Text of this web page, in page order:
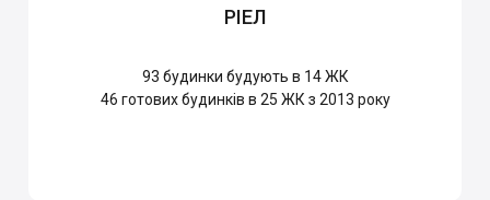
РІЕЛ
93 будинки будують в 14 ЖК
46 готових будинків в 25 ЖК з 2013 року